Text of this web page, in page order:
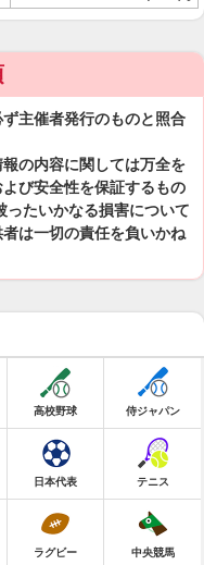
主催者発行のものと照合
の内容に関しては万全を
び安全性を保証するもの
たいかなる損害について
は一切の責任を負いかね
高校野球 侍ジャパン
日本代表 テニス
ラグビー 中央競馬